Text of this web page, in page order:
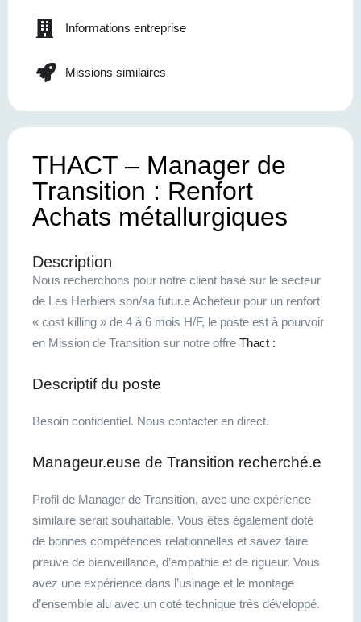
Informations entreprise
Missions similaires
THACT – Manager de
Transition : Renfort
Achats métallurgiques
Description
Nous recherchons pour notre client basé sur le secteur
de Les Herbiers son/sa futur.e Acheteur pour un renfort
« cost killing » de 4 à 6 mois H/F, le poste est à pourvoir
en Mission de Transition sur notre offre Thact :
Descriptif du poste
Besoin confidentiel. Nous contacter en direct.
Manageur.euse de Transition recherché.e
Profil de Manager de Transition, avec une expérience
similaire serait souhaitable. Vous êtes également doté
de bonnes compétences relationnelles et savez faire
preuve de bienveillance, d’empathie et de rigueur. Vous
avez une expérience dans l’usinage et le montage
d’ensemble alu avec un coté technique très développé.